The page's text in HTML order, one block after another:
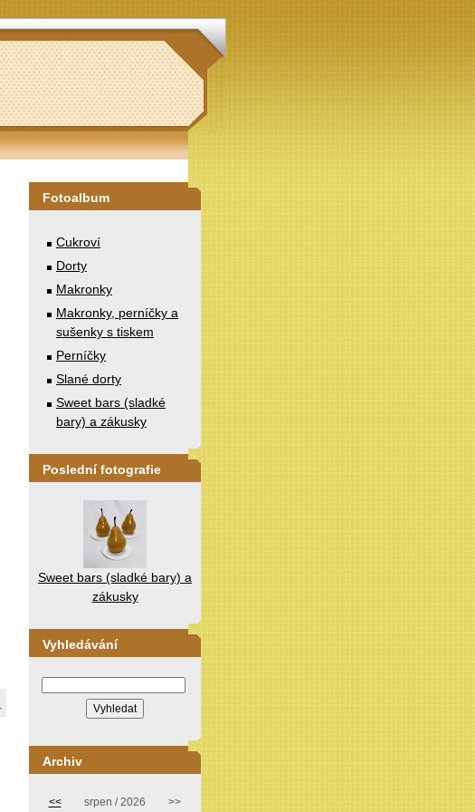
Fotoalbum
Cukroví
Dorty
Makronky
Makronky, perníčky a
sušenky s tiskem
Perníčky
Slané dorty
Sweet bars (sladké
bary) a zákusky
Poslední fotografie
Sweet bars (sladké bary) a
zákusky
Vyhledávání
Archiv
<< srpen / 2026 >>